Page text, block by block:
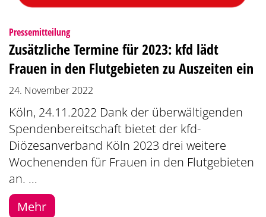
Pressemitteilung:
Zusätzliche Termine für 2023: kfd lädt
Frauen in den Flutgebieten zu Auszeiten ein
24. November 2022
Köln, 24.11.2022 Dank der überwältigenden
Spendenbereitschaft bietet der kfd-
Diözesanverband Köln 2023 drei weitere
Wochenenden für Frauen in den Flutgebieten
an. ...
Mehr